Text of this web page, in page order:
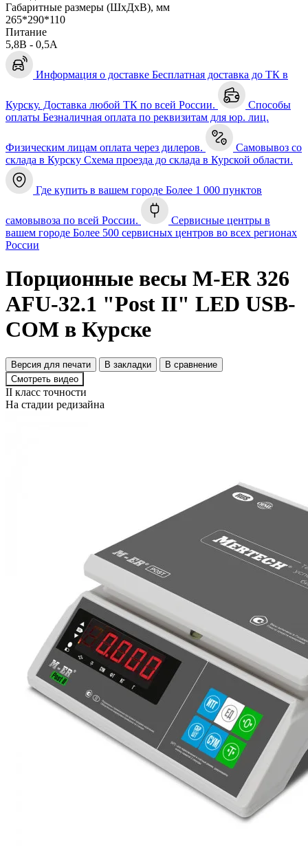
Габаритные размеры (ШхДхВ), мм
265*290*110
Питание
5,8В - 0,5А
Информация о доставке Бесплатная доставка до ТК в
Курску. Доставка любой ТК по всей России.
Способы
оплаты Безналичная оплата по реквизитам для юр. лиц.
Физическим лицам оплата через дилеров.
Самовывоз со
склада в Курску Схема проезда до склада в Курской области.
Где купить в вашем городе Более 1 000 пунктов
самовывоза по всей России.
Сервисные центры в
вашем городе Более 500 сервисных центров во всех регионах
России
Порционные весы M-ER 326
AFU-32.1 "Post II" LED USB-
COM в Курске
Версия для печати В закладки
В сравнение
Смотреть видео
II класс точности
На стадии редизайна